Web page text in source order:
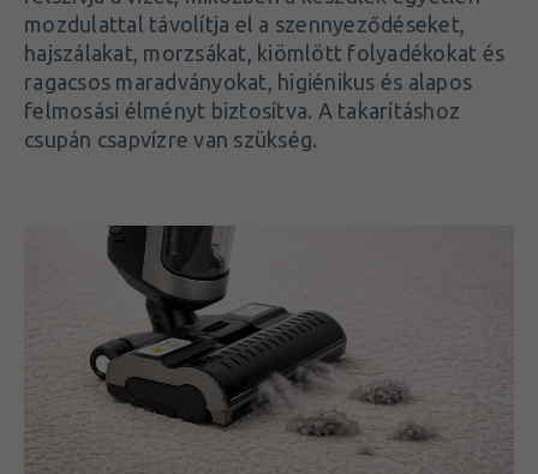
mozdulattal távolítja el a szennyeződéseket,
hajszálakat, morzsákat, kiömlött folyadékokat és
ragacsos maradványokat, higiénikus és alapos
felmosási élményt biztosítva. A takarításhoz
csupán csapvízre van szükség.